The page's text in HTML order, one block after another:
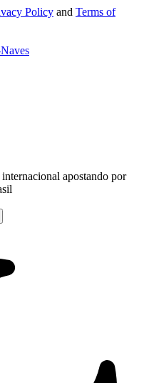
Policy and Terms of
apostando por